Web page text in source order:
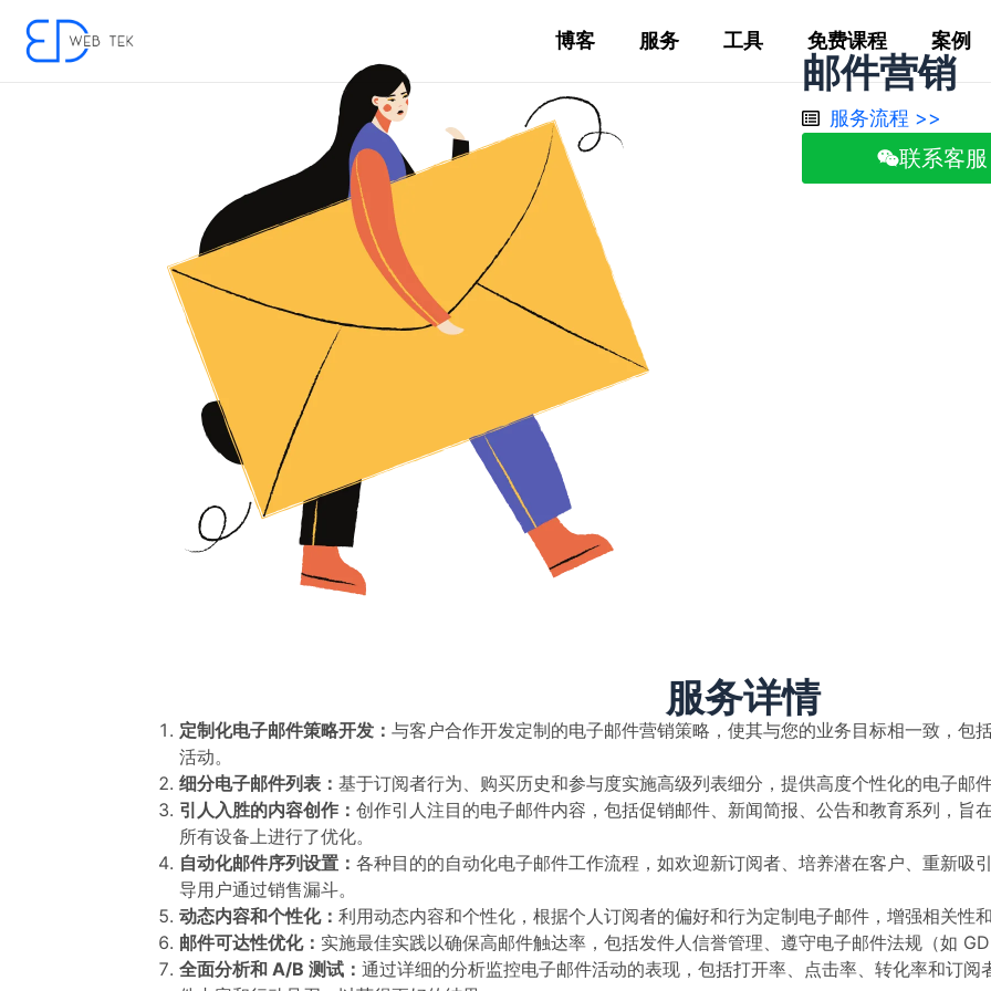
博客 服务 工具 免费课程 案例
邮件营销
服务流程 >>
联系客服
服务详情
定制化电子邮件策略开发： 与客户合作开发定制的电子邮件营销策略，使其与您的业务目标相一致，包
活动。
细分电子邮件列表： 基于订阅者行为、购买历史和参与度实施高级列表细分，提供高度个性化的电子邮
引人入胜的内容创作： 创作引人注目的电子邮件内容，包括促销邮件、新闻简报、公告和教育系列，旨
所有设备上进行了优化。
自动化邮件序列设置： 各种目的的自动化电子邮件工作流程，如欢迎新订阅者、培养潜在客户、重新吸
导用户通过销售漏斗。
动态内容和个性化： 利用动态内容和个性化，根据个人订阅者的偏好和行为定制电子邮件，增强相关性
邮件可达性优化： 实施最佳实践以确保高邮件触达率，包括发件人信誉管理、遵守电子邮件法规（如
全面分析和 A/B 测试： 通过详细的分析监控电子邮件活动的表现，包括打开率、点击率、转化率和订